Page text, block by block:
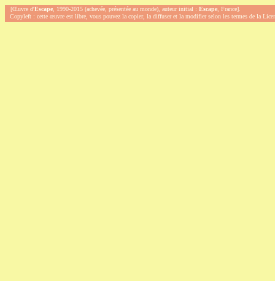
[Œuvre d'Escape, 1990-2015 (achevée, présentée au monde), auteur initial :Escape, France].
Copyleft : cette œuvre est libre, vous pouvez la copier, la diffuser et la modifier selon les termes de la